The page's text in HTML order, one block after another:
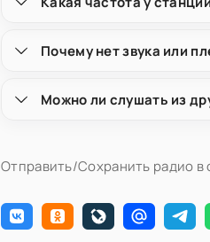
Почему нет звука или
Можно ли слушать из
Отправить/Сохранить радио в